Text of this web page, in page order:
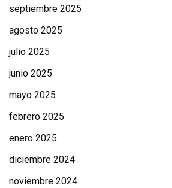
septiembre 2025
agosto 2025
julio 2025
junio 2025
mayo 2025
febrero 2025
enero 2025
diciembre 2024
noviembre 2024